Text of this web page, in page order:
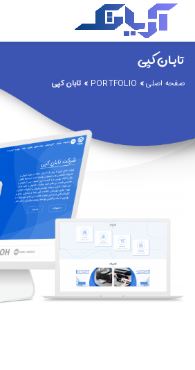
تابان کپی
صفحه اصلی»
PORTFOLIO
» تابان کپی